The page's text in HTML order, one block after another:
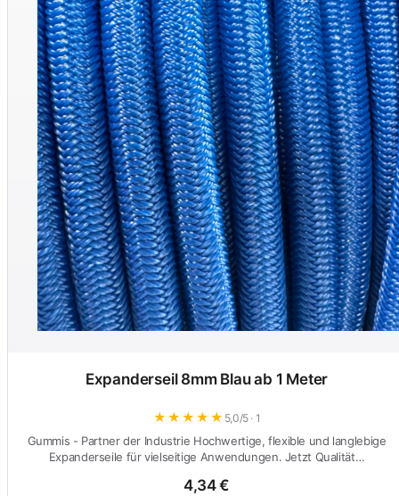
Expanderseil 8mm Blau ab 1 Meter
★ ★ ★ ★ ★ 5,0/5 · 1
Gummis - Partner der Industrie Hochwertige, flexible und langlebige
Expanderseile für vielseitige Anwendungen. Jetzt Qualität…
4,34 €